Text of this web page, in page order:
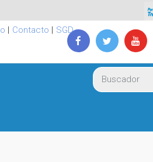
| Contacto | SGD